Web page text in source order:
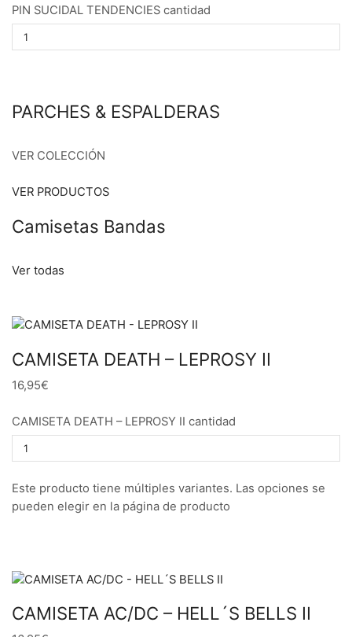
PIN SUCIDAL TENDENCIES cantidad
PARCHES & ESPALDERAS
VER COLECCIÓN
VER PRODUCTOS
Camisetas Bandas
Ver todas
CAMISETA DEATH – LEPROSY II
16,95€
CAMISETA DEATH – LEPROSY II cantidad
Este producto tiene múltiples variantes. Las opciones se
pueden elegir en la página de producto
CAMISETA AC/DC – HELL´S BELLS II